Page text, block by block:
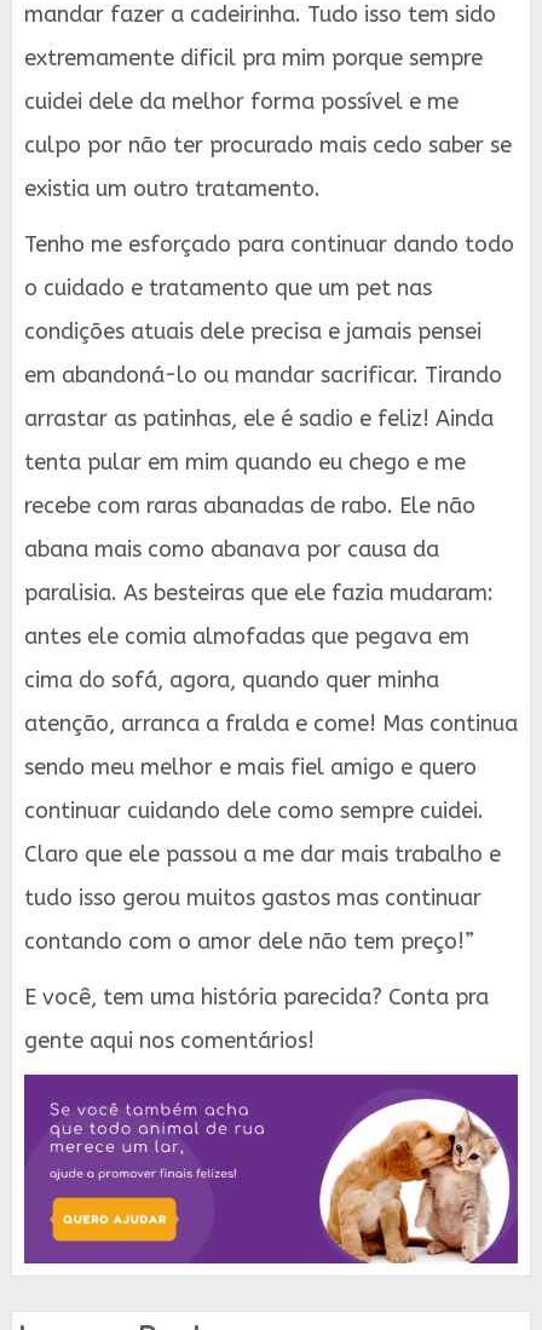
mandar fazer a cadeirinha. Tudo isso tem sido
extremamente dificil pra mim porque sempre
cuidei dele da melhor forma possível e me
culpo por não ter procurado mais cedo saber se
existia um outro tratamento.
Tenho me esforçado para continuar dando todo
o cuidado e tratamento que um pet nas
condições atuais dele precisa e jamais pensei
em abandoná-lo ou mandar sacrificar. Tirando
arrastar as patinhas, ele é sadio e feliz! Ainda
tenta pular em mim quando eu chego e me
recebe com raras abanadas de rabo. Ele não
abana mais como abanava por causa da
paralisia. As besteiras que ele fazia mudaram:
antes ele comia almofadas que pegava em
cima do sofá, agora, quando quer minha
atenção, arranca a fralda e come! Mas continua
sendo meu melhor e mais fiel amigo e quero
continuar cuidando dele como sempre cuidei.
Claro que ele passou a me dar mais trabalho e
tudo isso gerou muitos gastos mas continuar
contando com o amor dele não tem preço!”
E você, tem uma história parecida? Conta pra
gente aqui nos comentários!